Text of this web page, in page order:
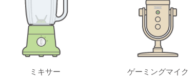
ミキサー ゲーミングマイク